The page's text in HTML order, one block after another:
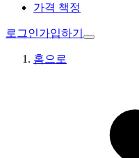
가격 책정
로그인가입하기
홈으로